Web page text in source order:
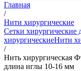
Главная
/
Нити хирургические
Сетки хирургические
хирургическиеНити
/
Нить хирургическая
длина иглы 10-16 мм